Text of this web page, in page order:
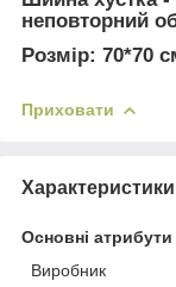
неповторний
Розмір: 70*70
Приховати
Характеристики
Основні атрибути
Виробник